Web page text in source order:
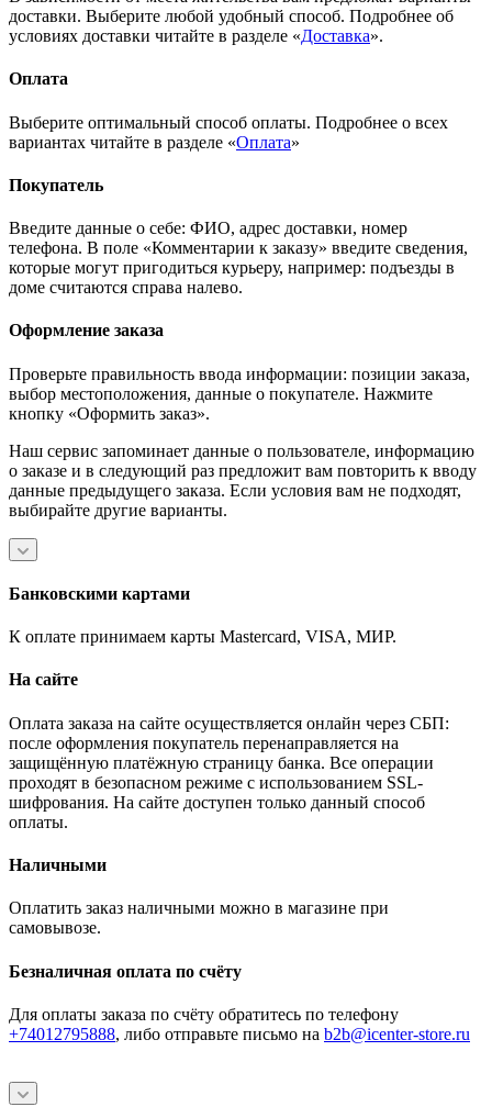
доставки. Выберите любой удобный способ. Подробнее об
условиях доставки читайте в разделе «Доставка».
Оплата
Выберите оптимальный способ оплаты. Подробнее о всех
вариантах читайте в разделе «Оплата»
Покупатель
Введите данные о себе: ФИО, адрес доставки, номер
телефона. В поле «Комментарии к заказу» введите сведения,
которые могут пригодиться курьеру, например: подъезды в
доме считаются справа налево.
Оформление заказа
Проверьте правильность ввода информации: позиции заказа,
выбор местоположения, данные о покупателе. Нажмите
кнопку «Оформить заказ».
Наш сервис запоминает данные о пользователе, информацию
о заказе и в следующий раз предложит вам повторить к вводу
данные предыдущего заказа. Если условия вам не подходят,
выбирайте другие варианты.
Банковскими картами
К оплате принимаем карты Mastercard, VISA, МИР.
На сайте
Оплата заказа на сайте осуществляется онлайн через СБП:
после оформления покупатель перенаправляется на
защищённую платёжную страницу банка. Все операции
проходят в безопасном режиме с использованием SSL-
шифрования. На сайте доступен только данный способ
оплаты.
Наличными
Оплатить заказ наличными можно в магазине при
самовывозе.
Безналичная оплата по счёту
Для оплаты заказа по счёту обратитесь по телефону
+74012795888, либо отправьте письмо на b2b@icenter-store.ru